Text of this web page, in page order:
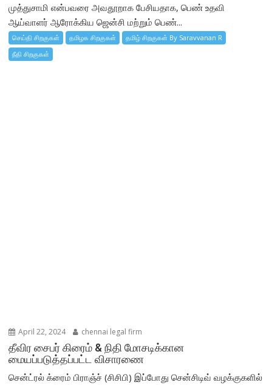
முத்துசாமி என்பவரை அவதூறாக பேசியதாக, பெண் உதவி
ஆய்வாளர் ஆரோக்கிய ஜென்சி மற்றும் பெண்...
செய்தி சிறகுகள் தமிழக சிறகுகள்
தமிழ் சிறகுகள் By Saravvanan R
நீதி சிறகுகள்
April 22, 2024 chennai legal firm
தீவிர சைபர் கிரைம் & நிதி மோசடிக்கான
மையப்படுத்தப்பட்ட விசாரணை
சென்ட்ரல் க்ரைம் பிராஞ்ச் (சிசிபி) இப்போது சென்சிடிவ் வழக்குகளில்